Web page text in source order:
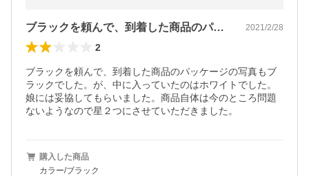
ブラックを頼んで、到着した商品のパッケ… 2021/2/28
2
ブラックを頼んで、到着した商品のパッケージの写真もブ
ラックでした。が、中に入っていたのはホワイトでした。
娘には妥協してもらいました。商品自体は今のところ問題
ないようなので星２つにさせていただきました。
購入した商品
カラー/ブラック